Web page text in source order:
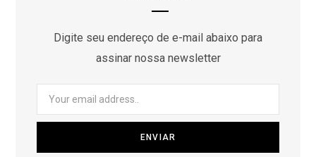
Digite seu endereço de e-mail abaixo para
assinar nossa newsletter